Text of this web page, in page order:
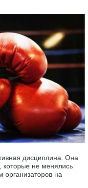
дисциплина. Она
которые не менялись
организаторов на